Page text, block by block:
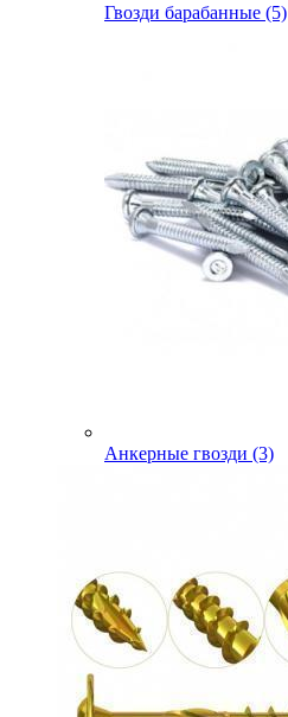
Гвозди барабанные (5)
Анкерные гвозди (3)